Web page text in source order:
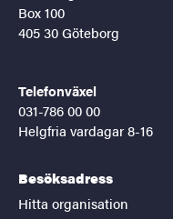
Box 100
405 30 Göteborg
Telefonväxel
031-786 00 00
Helgfria vardagar 8-16
Besöksadress
Hitta organisation